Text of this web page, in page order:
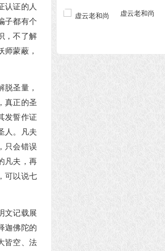
认证的人
子都有个
，不了解
蒙蔽，
圣量，
真正的圣
发誓作证
人。凡夫
只会错误
凡夫，再
可以说七
文记载展
迦佛陀的
皆空、法
虚云老和尚